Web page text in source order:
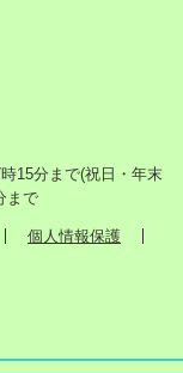
15分まで(祝日・年末
まで
個人情報保護